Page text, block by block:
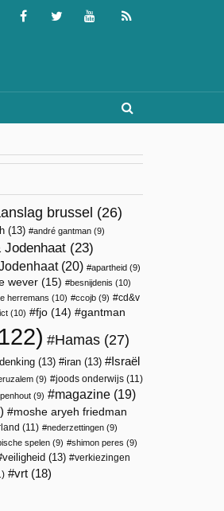
brussel (26)
(13) andré gantman (9)
(23)
(20) apartheid (9)
wever (15) besnijdenis (10)
herremans (10) ccojb (9)
cd&v
(10) fjo (14) gantman
Hamas (27)
(13) iran (13)
Israël
(9) joods onderwijs (11)
(9) magazine (19)
moshe aryeh friedman
(11) nederzettingen (9)
spelen (9) shimon peres (9)
veiligheid (13)
verkiezingen
vrt (18)